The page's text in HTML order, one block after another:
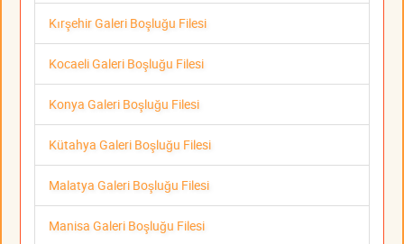
Kırşehir Galeri Boşluğu Filesi
Kocaeli Galeri Boşluğu Filesi
Konya Galeri Boşluğu Filesi
Kütahya Galeri Boşluğu Filesi
Malatya Galeri Boşluğu Filesi
Manisa Galeri Boşluğu Filesi